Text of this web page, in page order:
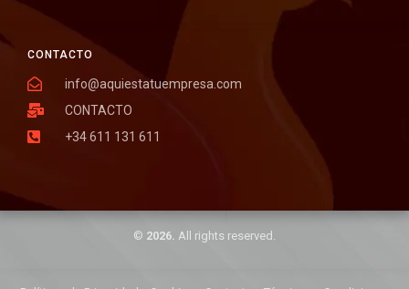
CONTACTO
info@aquiestatuempresa.com
CONTACTO
+34 611 131 611
© 2026. All rights reserved.